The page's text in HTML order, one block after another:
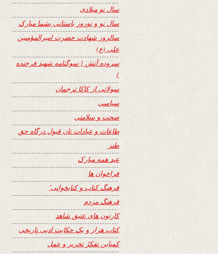
سال نو میلادی
سال نو و نوروز باستانی بشما مبارک
سالروز شهادت حضرت امیرالمؤمنین
علی (ع)
سروده آتش { سوگنامه شهید فرخنده
}
سولاتی از کاکا ترجمان
سیاسی
صحت و سلامتی
طاعات و عبادات تان قبول درگاه حق
طنز
عید همه مبارک
فراخوان ها
فرهنگ کتاب و کتابخوانی٬
فرهنگ مردم
کارتون های عتیق شاهد
کتاب هزار و یک حکایت ادبی تاریخی
کمپاین تفکرُ تحریر و عمل